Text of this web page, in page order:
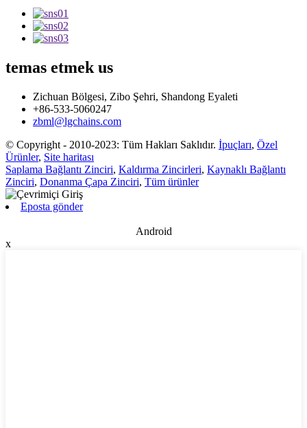
temas etmekus
Zichuan Bölgesi, Zibo Şehri, Shandong Eyaleti
+86-533-5060247
zbml@lgchains.com
© Copyright - 2010-2023: Tüm Hakları Saklıdır. İpuçları, Özel
Ürünler, Site haritası
Saplama Bağlantı Zinciri, Kaldırma Zincirleri, Kaynaklı Bağlantı
Zinciri, Donanma Çapa Zinciri, Tüm ürünler
Eposta gönder
Android
x